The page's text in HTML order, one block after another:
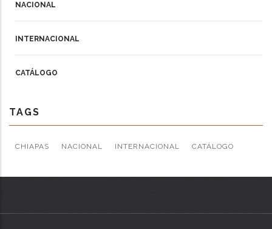
NACIONAL
INTERNACIONAL
CATÁLOGO
TAGS
CHIAPAS NACIONAL INTERNACIONAL CATÁLOGO